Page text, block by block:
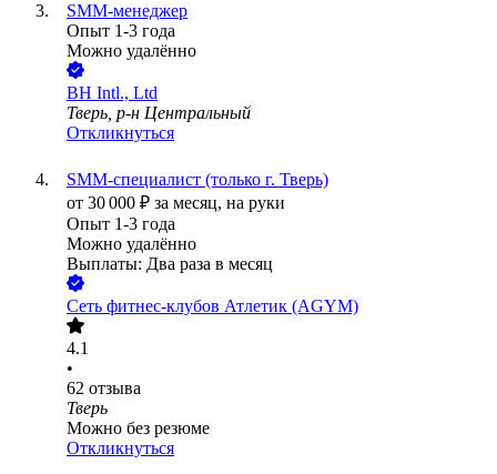
SMM-менеджер
Опыт 1-3 года
Можно удалённо
BH Intl., Ltd
Тверь, р-н Центральный
Откликнуться
SMM-специалист (только г. Тверь)
от 30 000 ₽ за месяц, на руки
Опыт 1-3 года
Можно удалённо
Выплаты: Два раза в месяц
Сеть фитнес-клубов Атлетик (AGYM)
4.1
•
62 отзыва
Тверь
Можно без резюме
Откликнуться